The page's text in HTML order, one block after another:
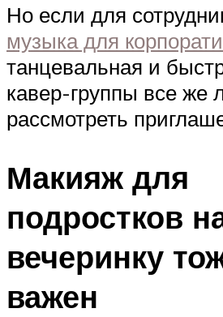
Но если для
музыка для
танцевальная и
кавер-группы все же
рассмотреть
Макияж для
подростков
вечеринку
важен